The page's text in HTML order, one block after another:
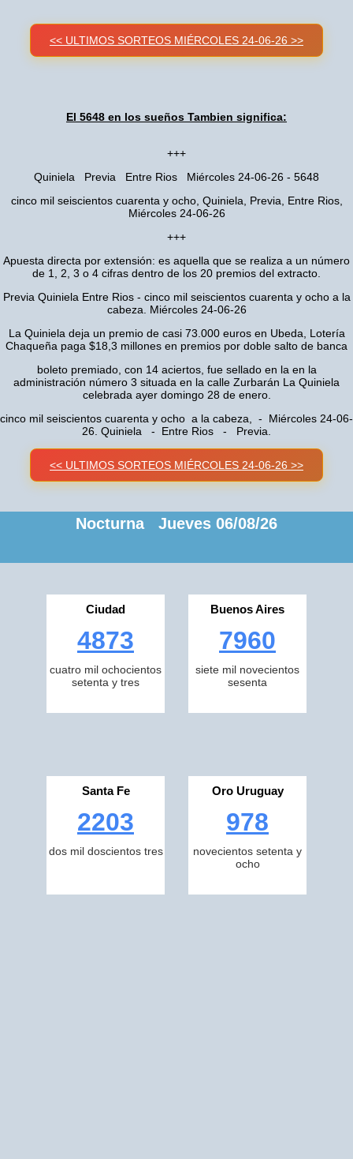
<< ULTIMOS SORTEOS MIÉRCOLES 24-06-26 >>
El 5648 en los sueños Tambien significa:
+++
Quiniela Previa Entre Rios Miércoles 24-06-26 - 5648
cinco mil seiscientos cuarenta y ocho, Quiniela, Previa, Entre Rios,
Miércoles 24-06-26
+++
Apuesta directa por extensión: es aquella que se realiza a un número
de 1, 2, 3 o 4 cifras dentro de los 20 premios del extracto.
Previa Quiniela Entre Rios - cinco mil seiscientos cuarenta y ocho a la
cabeza. Miércoles 24-06-26
La Quiniela deja un premio de casi 73.000 euros en Ubeda, Lotería
Chaqueña paga $18,3 millones en premios por doble salto de banca
boleto premiado, con 14 aciertos, fue sellado en la en la
administración número 3 situada en la calle Zurbarán La Quiniela
celebrada ayer domingo 28 de enero.
cinco mil seiscientos cuarenta y ocho a la cabeza, - Miércoles 24-06-
26. Quiniela - Entre Rios - Previa.
<< ULTIMOS SORTEOS MIÉRCOLES 24-06-26 >>
Nocturna Jueves 06/08/26
Ciudad
4873
cuatro mil ochocientos
setenta y tres
Buenos Aires
7960
siete mil novecientos
sesenta
Santa Fe
2203
dos mil doscientos tres
Oro Uruguay
978
novecientos setenta y
ocho